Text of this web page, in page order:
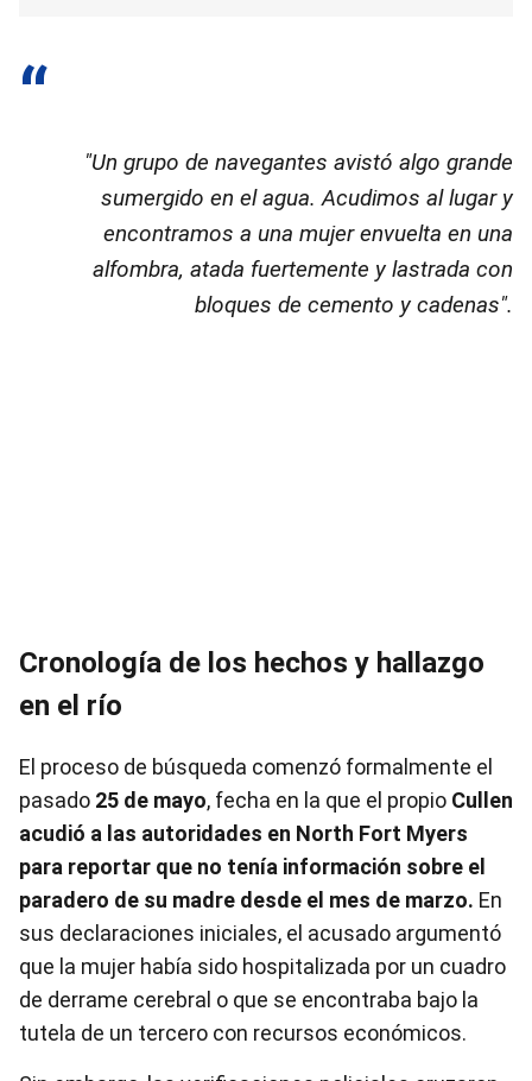
"Un grupo de navegantes avistó algo grande
sumergido en el agua. Acudimos al lugar y
encontramos a una mujer envuelta en una
alfombra, atada fuertemente y lastrada con
bloques de cemento y cadenas".
Cronología de los hechos y hallazgo
en el río
El proceso de búsqueda comenzó formalmente el
pasado 25 de mayo, fecha en la que el propio Cullen
acudió a las autoridades en North Fort Myers
para reportar que no tenía información sobre el
paradero de su madre desde el mes de marzo. En
sus declaraciones iniciales, el acusado argumentó
que la mujer había sido hospitalizada por un cuadro
de derrame cerebral o que se encontraba bajo la
tutela de un tercero con recursos económicos.